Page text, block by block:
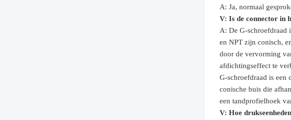
A: Ja, normaal
V: Is de connector in
A: De G-
en NPT zijn conisch,
door de vervorming
afdichtingseffect te
G-schroefdraad is een
conische buis die
een tandprofielhoek
V: Hoe